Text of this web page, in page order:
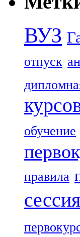
ВУЗ
отпуск
обучение
правила
сессия